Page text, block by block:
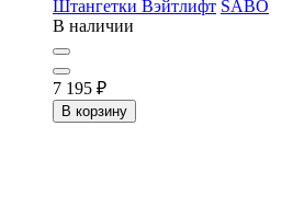
Штангетки Вэйтлифт SABO
В наличии
7 195 ₽
В корзину